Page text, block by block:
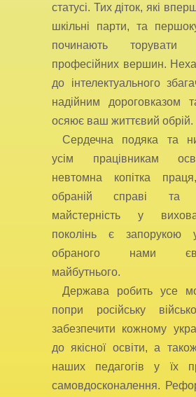
статусі. Тих діток, які
шкільні парти, та
починають
професійних вершин.
до інтелектуального
надійним дороговказом
осяює ваш життєвий обрій.
Сердечна подяка та
усім працівникам
невтомна копітка
обраній справі та
майстерність у
поколінь є запорукою
обраного нами
майбутнього.
Держава робить усе
попри російську
забезпечити кожному
до якісної освіти, а
наших педагогів у їх
самовдосконалення.